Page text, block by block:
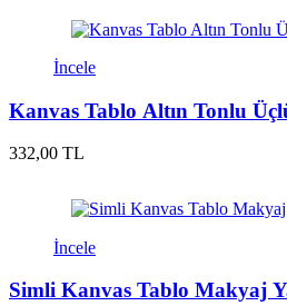
İncele
Kanvas Tablo Altın Tonlu
332,00 TL
İncele
Simli Kanvas Tablo Makyaj